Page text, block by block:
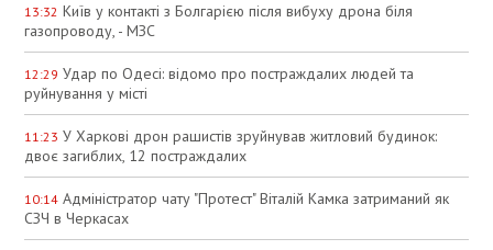
13:32 Київ у контакті з Болгарією після вибуху дрона біля
газопроводу, - МЗС
12:29 Удар по Одесі: відомо про постраждалих людей та
руйнування у місті
11:23 У Харкові дрон рашистів зруйнував житловий будинок:
двоє загиблих, 12 постраждалих
10:14 Адміністратор чату "Протест" Віталій Камка затриманий як
СЗЧ в Черкасах